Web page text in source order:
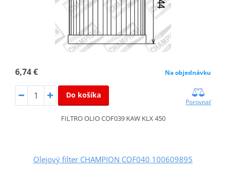
6,74 € Na objednávku
Do košíka
Porovnať
FILTRO OLIO COF039 KAW KLX 450
Olejový filter CHAMPION COF040 100609895